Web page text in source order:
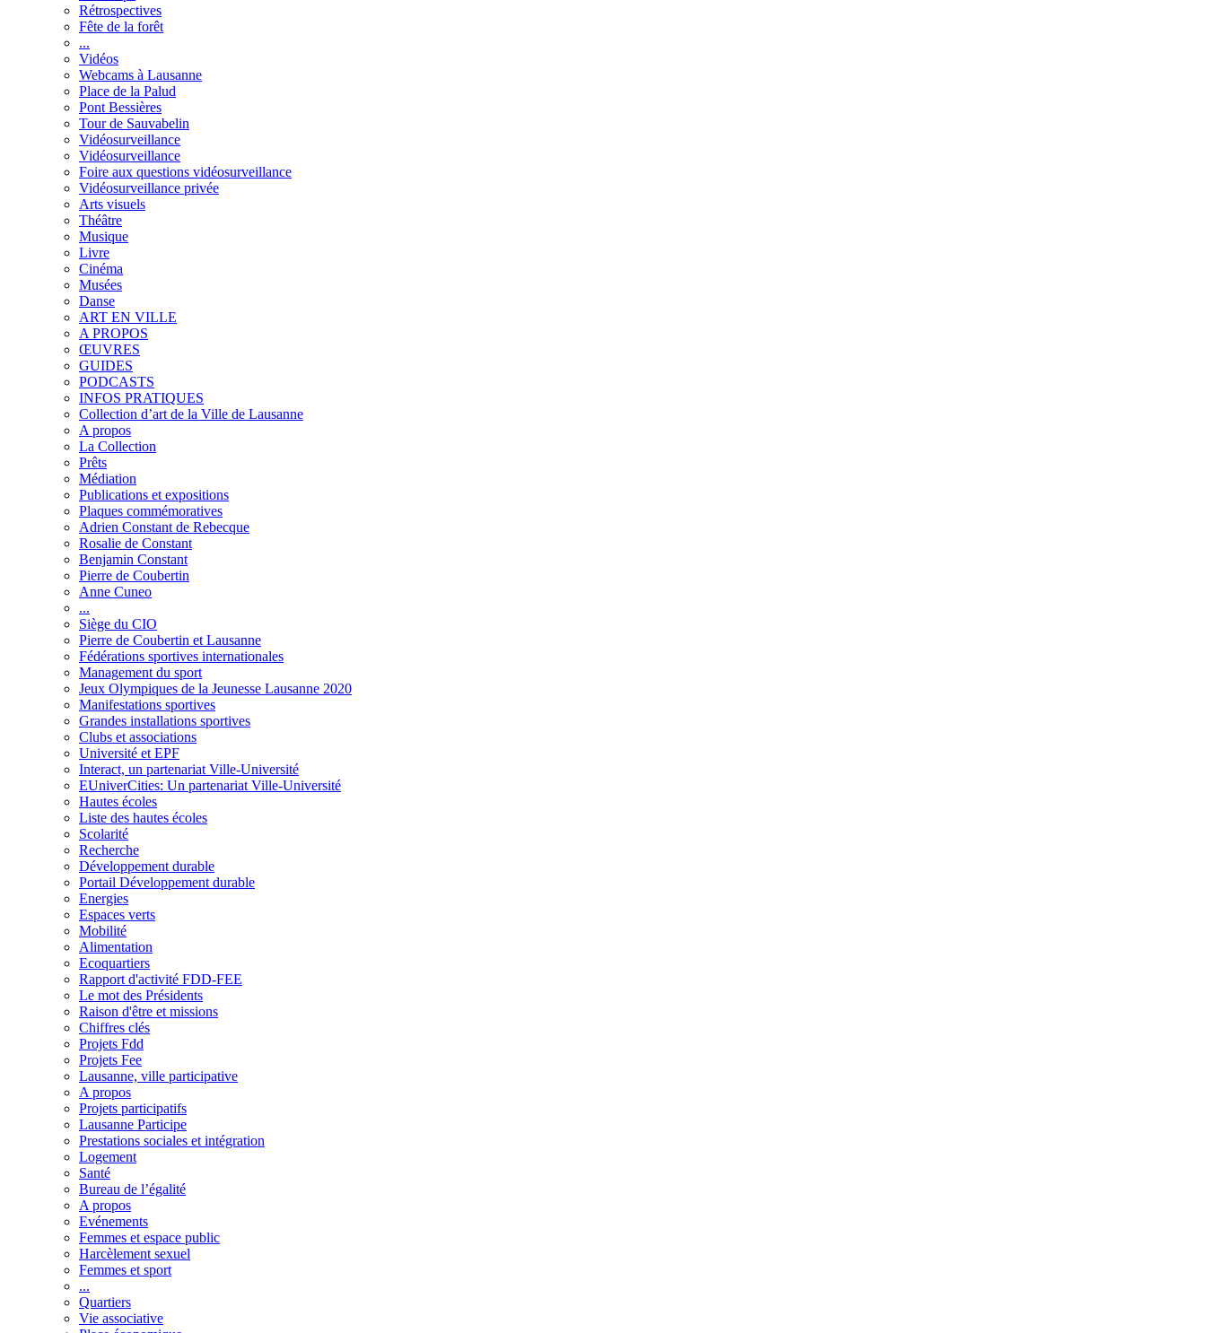
Rétrospectives
Fête de la forêt
...
Vidéos
Webcams à Lausanne
Place de la Palud
Pont Bessières
Tour de Sauvabelin
Vidéosurveillance
Vidéosurveillance
Foire aux questions vidéosurveillance
Vidéosurveillance privée
Arts visuels
Théâtre
Musique
Livre
Cinéma
Musées
Danse
ART EN VILLE
A PROPOS
ŒUVRES
GUIDES
PODCASTS
INFOS PRATIQUES
Collection d’art de la Ville de Lausanne
A propos
La Collection
Prêts
Médiation
Publications et expositions
Plaques commémoratives
Adrien Constant de Rebecque
Rosalie de Constant
Benjamin Constant
Pierre de Coubertin
Anne Cuneo
...
Siège du CIO
Pierre de Coubertin et Lausanne
Fédérations sportives internationales
Management du sport
Jeux Olympiques de la Jeunesse Lausanne 2020
Manifestations sportives
Grandes installations sportives
Clubs et associations
Université et EPF
Interact, un partenariat Ville-Université
EUniverCities: Un partenariat Ville-Université
Hautes écoles
Liste des hautes écoles
Scolarité
Recherche
Développement durable
Portail Développement durable
Energies
Espaces verts
Mobilité
Alimentation
Ecoquartiers
Rapport d'activité FDD-FEE
Le mot des Présidents
Raison d'être et missions
Chiffres clés
Projets Fdd
Projets Fee
Lausanne, ville participative
A propos
Projets participatifs
Lausanne Participe
Prestations sociales et intégration
Logement
Santé
Bureau de l’égalité
A propos
Evénements
Femmes et espace public
Harcèlement sexuel
Femmes et sport
...
Quartiers
Vie associative